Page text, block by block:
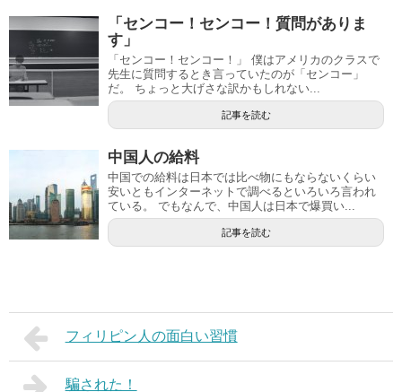
「センコー！センコー！質問がありま
す」
「センコー！センコー！」 僕はアメリカのクラスで
先生に質問するとき言っていたのが「センコー」
だ。 ちょっと大げさな訳かもしれない...
記事を読む
中国人の給料
中国での給料は日本では比べ物にもならないくらい
安いともインターネットで調べるといろいろ言われ
ている。 でもなんで、中国人は日本で爆買い...
記事を読む
フィリピン人の面白い習慣
騙された！